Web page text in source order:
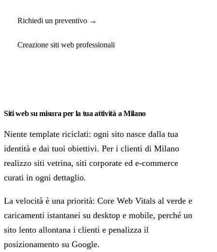
Richiedi un preventivo →
Creazione siti web professionali
Siti web su misura per la tua attività a Milano
Niente template riciclati: ogni sito nasce dalla tua
identità e dai tuoi obiettivi. Per i clienti di Milano
realizzo siti vetrina, siti corporate ed e-commerce
curati in ogni dettaglio.
La velocità è una priorità: Core Web Vitals al verde e
caricamenti istantanei su desktop e mobile, perché un
sito lento allontana i clienti e penalizza il
posizionamento su Google.